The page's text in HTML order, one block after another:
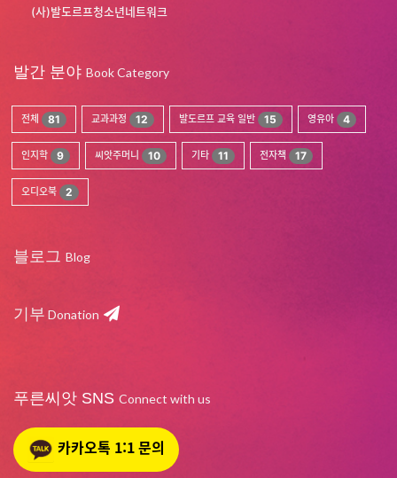
(사)발도르프청소년네트워크
발간 분야 Book Category
전체 81 교과과정 12 발도르프 교육 일반 15 영유아 4
인지학 9 씨앗주머니 10 기타 11 전자책 17
오디오북 2
블로그 Blog
기부 Donation
푸른씨앗 SNS Connect with us
카카오톡 1:1 문의